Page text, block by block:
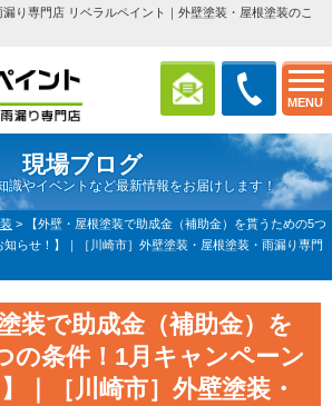
MENU
り専門店 リベラルペイント｜外壁塗装・屋根塗装のこ
現場ブログ
識やイベントなど最新情報をお届けします！
>
【外壁・屋根塗装で助成金（補助金）を貰うための5つ
らせ！】｜［川崎市］外壁塗装・屋根塗装・雨漏り専門
装で助成金（補助金）を
の条件！1月キャンペーン
｜［川崎市］外壁塗装・